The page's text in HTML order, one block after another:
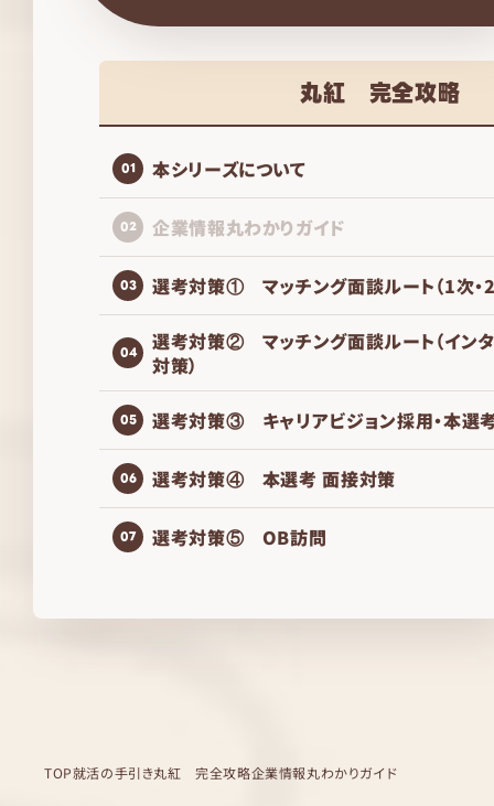
丸紅 完全攻略
01 本シリーズについて
02 企業情報丸わかりガイド
03 選考対策① マッチング面談ルート（1次・
04
選考対策② マッチング面談ルート（イン
対策）
05 選考対策③ キャリアビジョン採用・本選
06 選考対策④ 本選考 面接対策
07 選考対策⑤ OB訪問
TOP就活の手引き丸紅 完全攻略企業情報丸わかりガイド